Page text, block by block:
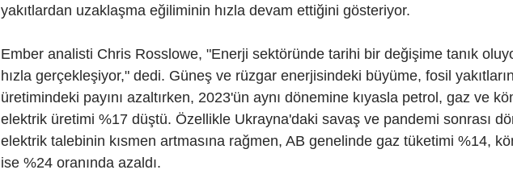
yakıtlardan uzaklaşma eğiliminin hızla devam ettiğini gösteriyor.
Ember analisti Chris Rosslowe, "Enerji sektöründe tarihi bir değişime tanık
hızla gerçekleşiyor," dedi. Güneş ve rüzgar enerjisindeki büyüme, fosil
üretimindeki payını azaltırken, 2023'ün aynı dönemine kıyasla petrol, gaz ve
elektrik üretimi %17 düştü. Özellikle Ukrayna'daki savaş ve pandemi sonrası
elektrik talebinin kısmen artmasına rağmen, AB genelinde gaz tüketimi %14,
ise %24 oranında azaldı.